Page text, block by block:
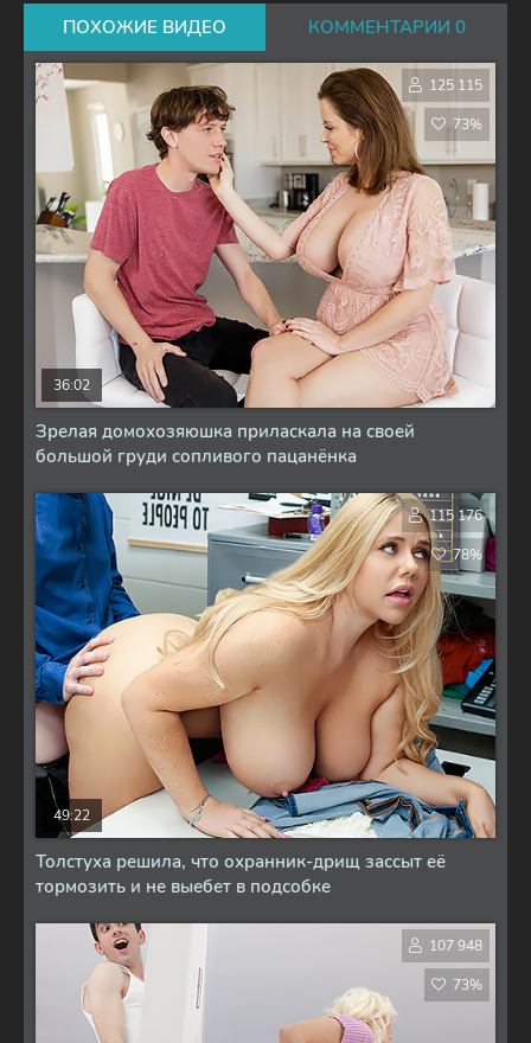
ПОХОЖИЕ ВИДЕО КОММЕНТАРИИ 0
Зрелая домохозяюшка приласкала на своей
большой груди сопливого пацанёнка
36:02
125 115
73%
Толстуха решила, что охранник-дрищ зассыт её
тормозить и не выебет в подсобке
49:22
115 176
78%
107 948
73%